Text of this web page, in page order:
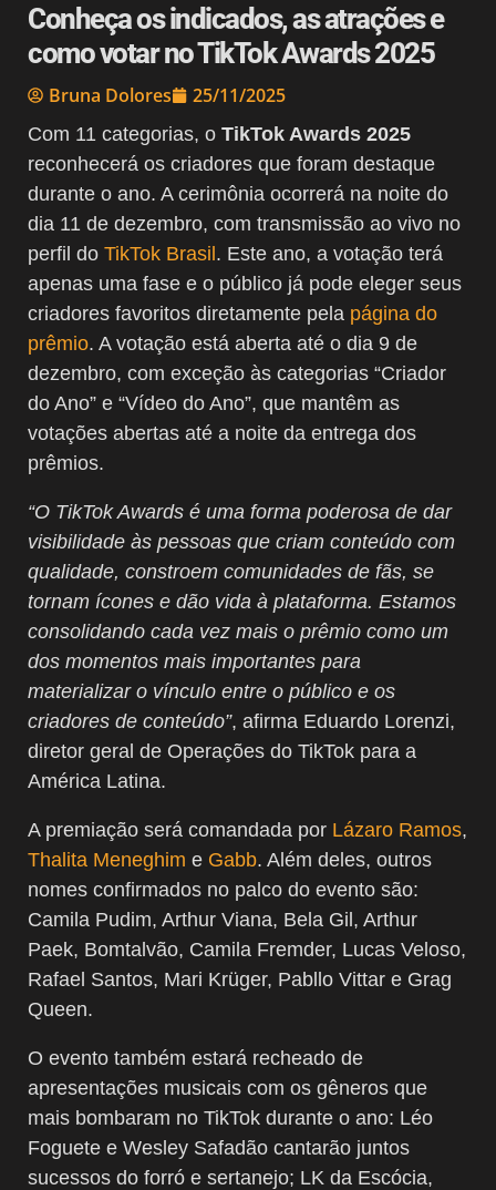
Conheça os indicados, as atrações e
como votar no TikTok Awards 2025
Bruna Dolores 25/11/2025
Com 11 categorias, o TikTok Awards 2025
reconhecerá os criadores que foram destaque
durante o ano. A cerimônia ocorrerá na noite do
dia 11 de dezembro, com transmissão ao vivo no
perfil do TikTok Brasil. Este ano, a votação terá
apenas uma fase e o público já pode eleger seus
criadores favoritos diretamente pela página do
prêmio. A votação está aberta até o dia 9 de
dezembro, com exceção às categorias “Criador
do Ano” e “Vídeo do Ano”, que mantêm as
votações abertas até a noite da entrega dos
prêmios.
“O TikTok Awards é uma forma poderosa de dar
visibilidade às pessoas que criam conteúdo com
qualidade, constroem comunidades de fãs, se
tornam ícones e dão vida à plataforma. Estamos
consolidando cada vez mais o prêmio como um
dos momentos mais importantes para
materializar o vínculo entre o público e os
criadores de conteúdo”, afirma Eduardo Lorenzi,
diretor geral de Operações do TikTok para a
América Latina.
A premiação será comandada por Lázaro Ramos,
Thalita Meneghim e Gabb. Além deles, outros
nomes confirmados no palco do evento são:
Camila Pudim, Arthur Viana, Bela Gil, Arthur
Paek, Bomtalvão, Camila Fremder, Lucas Veloso,
Rafael Santos, Mari Krüger, Pabllo Vittar e Grag
Queen.
O evento também estará recheado de
apresentações musicais com os gêneros que
mais bombaram no TikTok durante o ano: Léo
Foguete e Wesley Safadão cantarão juntos
sucessos do forró e sertanejo; LK da Escócia,